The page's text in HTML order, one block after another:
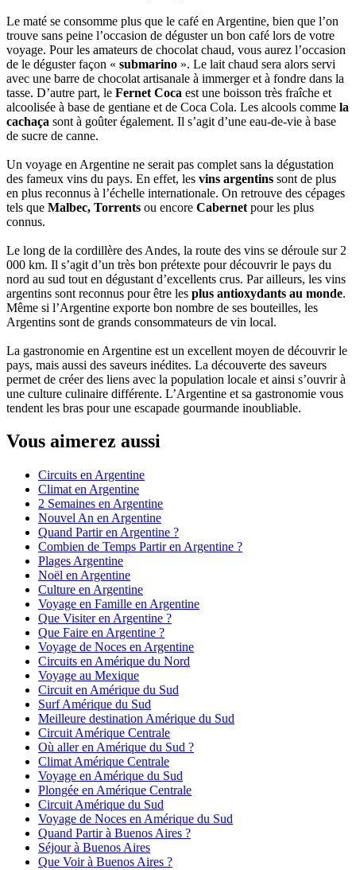
Le maté se consomme plus que le café en Argentine, bien que l’on
trouve sans peine l’occasion de déguster un bon café lors de votre
voyage. Pour les amateurs de chocolat chaud, vous aurez l’occasion
de le déguster façon « submarino ». Le lait chaud sera alors servi
avec une barre de chocolat artisanale à immerger et à fondre dans la
tasse. D’autre part, le Fernet Coca est une boisson très fraîche et
alcoolisée à base de gentiane et de Coca Cola. Les alcools comme la
cachaça sont à goûter également. Il s’agit d’une eau-de-vie à base
de sucre de canne.
Un voyage en Argentine ne serait pas complet sans la dégustation
des fameux vins du pays. En effet, les vins argentins sont de plus
en plus reconnus à l’échelle internationale. On retrouve des cépages
tels que Malbec, Torrents ou encore Cabernet pour les plus
connus.
Le long de la cordillère des Andes, la route des vins se déroule sur 2
000 km. Il s’agit d’un très bon prétexte pour découvrir le pays du
nord au sud tout en dégustant d’excellents crus. Par ailleurs, les vins
argentins sont reconnus pour être les plus antioxydants au monde.
Même si l’Argentine exporte bon nombre de ses bouteilles, les
Argentins sont de grands consommateurs de vin local.
La gastronomie en Argentine est un excellent moyen de découvrir le
pays, mais aussi des saveurs inédites. La découverte des saveurs
permet de créer des liens avec la population locale et ainsi s’ouvrir à
une culture culinaire différente. L’Argentine et sa gastronomie vous
tendent les bras pour une escapade gourmande inoubliable.
Vous aimerez aussi
Circuits en Argentine
Climat en Argentine
2 Semaines en Argentine
Nouvel An en Argentine
Quand Partir en Argentine ?
Combien de Temps Partir en Argentine ?
Plages Argentine
Noël en Argentine
Culture en Argentine
Voyage en Famille en Argentine
Que Visiter en Argentine ?
Que Faire en Argentine ?
Voyage de Noces en Argentine
Circuits en Amérique du Nord
Voyage au Mexique
Circuit en Amérique du Sud
Surf Amérique du Sud
Meilleure destination Amérique du Sud
Circuit Amérique Centrale
Où aller en Amérique du Sud ?
Climat Amérique Centrale
Voyage en Amérique du Sud
Plongée en Amérique Centrale
Circuit Amérique du Sud
Voyage de Noces en Amérique du Sud
Quand Partir à Buenos Aires ?
Séjour à Buenos Aires
Que Voir à Buenos Aires ?